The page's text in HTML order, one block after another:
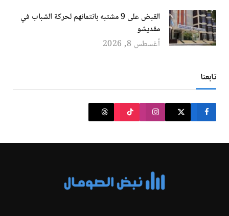
القبض على 9 مشتبه بانتمائهم لحركة الشباب في
مقديشو
أغسطس 8, 2026
تابعنا